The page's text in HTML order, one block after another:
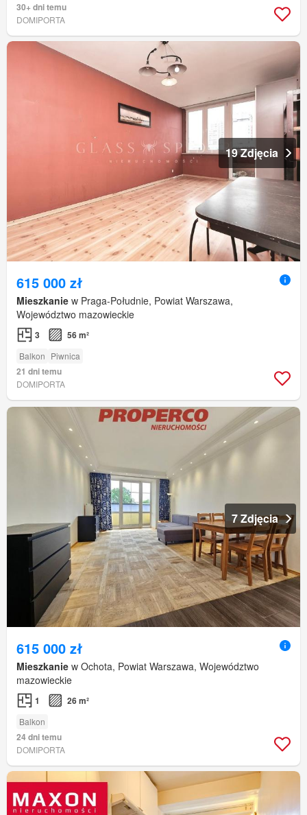
30+ dni temu
DOMIPORTA
19 Zdjęcia
615 000 zł
Mieszkanie w Praga-Południe, Powiat Warszawa,
Województwo mazowieckie
3 56 m²
Balkon Piwnica
21 dni temu
DOMIPORTA
7 Zdjęcia
615 000 zł
Mieszkanie w Ochota, Powiat Warszawa, Województwo
mazowieckie
1 26 m²
Balkon
24 dni temu
DOMIPORTA